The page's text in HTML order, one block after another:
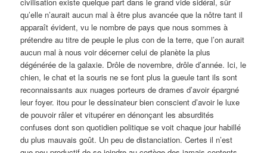
civilisation existe quelque part dans le grand vide sidéral, sûr
qu’elle n’aurait aucun mal à être plus avancée que la nôtre tant il
apparaît évident, vu le nombre de pays que nous sommes à
prétendre au titre de peuple le plus con de la terre, que l’on aurait
aucun mal à nous voir décerner celui de planète la plus
dégénérée de la galaxie. Drôle de novembre, drôle d’année. Ici, le
chien, le chat et la souris ne se font plus la gueule tant ils sont
reconnaissants aux nuages porteurs de drames d’avoir épargné
leur foyer. itou pour le dessinateur bien conscient d’avoir le luxe
de pouvoir râler et vitupérer en dénonçant les absurdités
confuses dont son quotidien politique se voit chaque jour habillé
du plus mauvais goût. Un peu de distanciation. Certes il n’est